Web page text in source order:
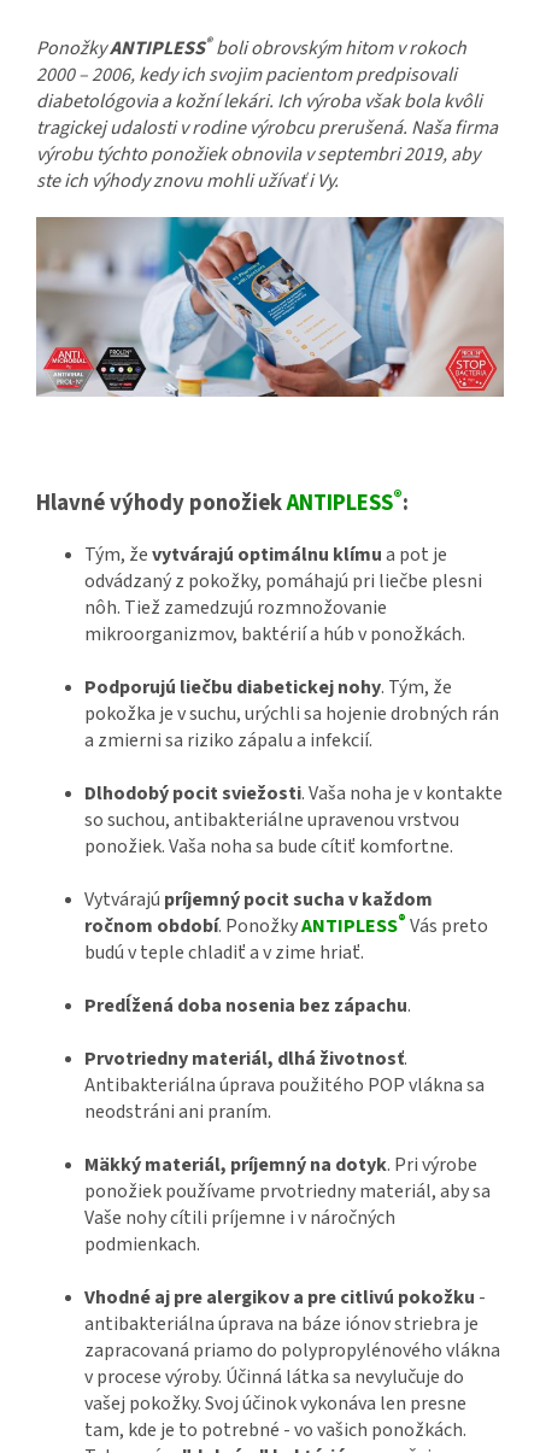
PonožkyANTIPLESS®boli obrovským hitom v rokoch
2000 – 2006, kedy ich svojim pacientom predpisovali
diabetológovia a kožní lekári. Ich výroba však bola kvôli
tragickej udalosti v rodine výrobcu prerušená. Naša firma
výrobu týchto ponožiek obnovila v septembri 2019, aby
ste ich výhody znovu mohli užívať i Vy.
Hlavné výhody ponožiekANTIPLESS®:
Tým, ževytvárajú optimálnu klímua pot je
odvádzaný z pokožky, pomáhajú pri liečbe plesni
nôh. Tiež zamedzujú rozmnožovanie
mikroorganizmov, baktérií a húb v ponožkách.
Podporujú liečbu diabetickej nohy. Tým, že
pokožka je v suchu, urýchli sa hojenie drobných rán
a zmierni sa riziko zápalu a infekcií.
Dlhodobý pocit sviežosti. Vaša noha je v kontakte
so suchou, antibakteriálne upravenou vrstvou
ponožiek. Vaša noha sa bude cítiť komfortne.
Vytvárajú príjemný pocit sucha v každom
ročnom období. PonožkyANTIPLESS® Vás preto
budú v teple chladiť a v zime hriať.
Predĺžená doba nosenia bez zápachu.
Prvotriedny materiál, dlhá životnosť.
Antibakteriálna úprava použitého POP vlákna sa
neodstráni ani praním.
Mäkký materiál, príjemný na dotyk. Pri výrobe
ponožiek používame prvotriedny materiál, aby sa
Vaše nohy cítili príjemne i v náročných
podmienkach.
Vhodné aj pre alergikov a pre citlivú pokožku -
antibakteriálna úprava na báze iónov striebra je
zapracovaná priamo do polypropylénového vlákna
v procese výroby. Účinná látka sa nevylučuje do
vašej pokožky. Svoj účinok vykonáva len presne
tam, kde je to potrebné - vo vašich ponožkách.